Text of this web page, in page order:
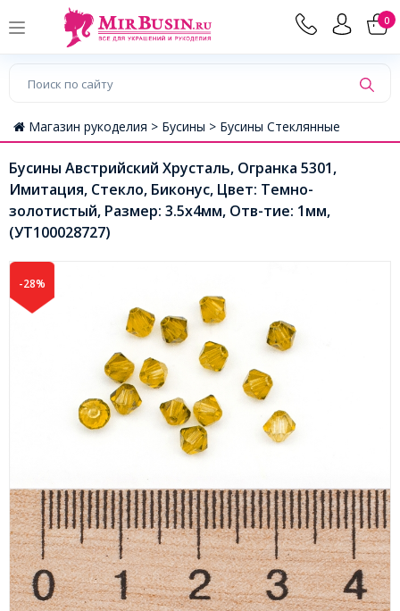
0
Магазин рукоделия > Бусины > Бусины Стеклянные
Бусины Австрийский Хрусталь, Огранка 5301,
Имитация, Стекло, Биконус, Цвет: Темно-
золотистый, Размер: 3.5х4мм, Отв-тие: 1мм,
(УТ100028727)
-28%